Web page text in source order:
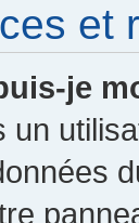
et
je
un